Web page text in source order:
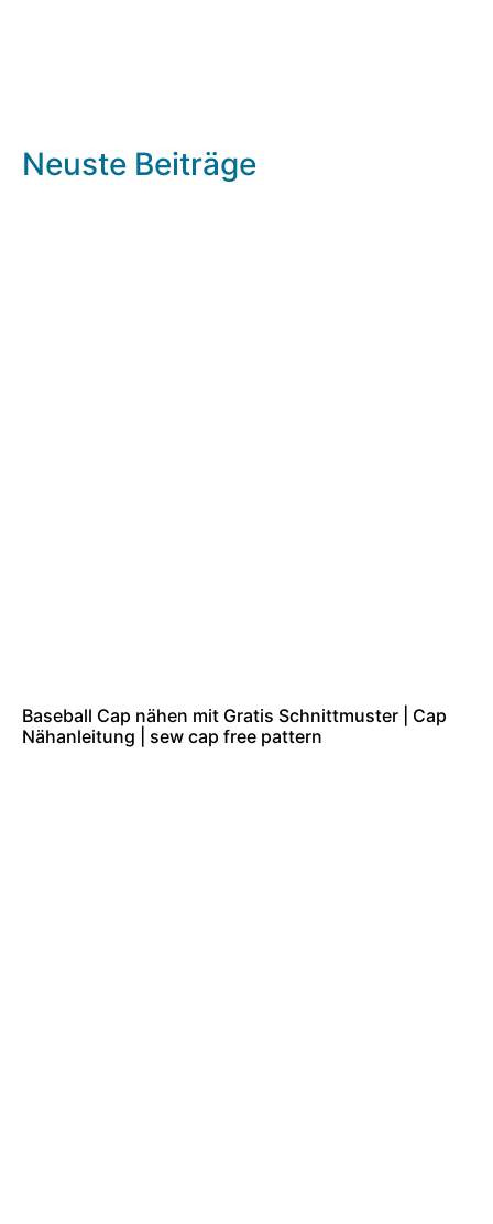
Neuste Beiträge
Baseball Cap nähen mit Gratis Schnittmuster | Cap
Nähanleitung | sew cap free pattern